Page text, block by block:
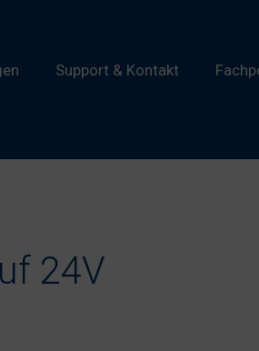
Support & Kontakt
24V